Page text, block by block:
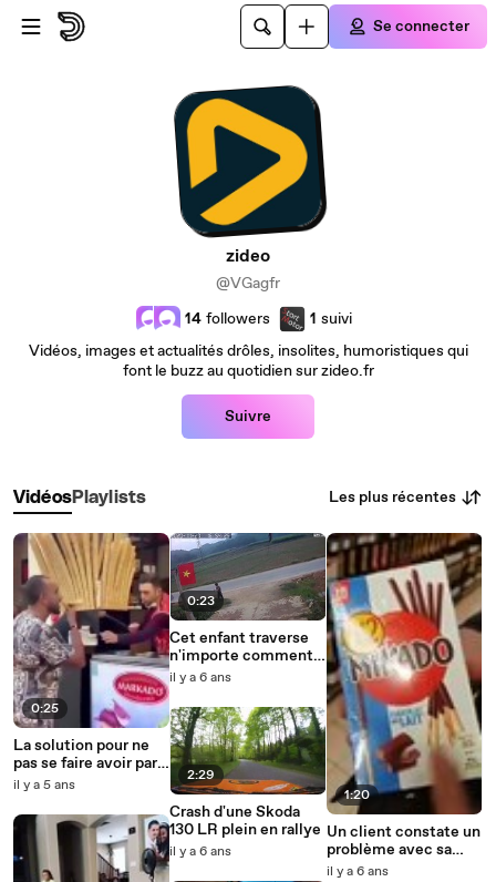
Passer au contenu principal
Se connecter
zideo
@VGagfr
14 followers 1 suivi
Vidéos, images et actualités drôles, insolites, humoristiques qui
font le buzz au quotidien sur zideo.fr
Suivre
VidéosPlaylists Les plus récentes
0:25
La solution pour ne
pas se faire avoir par
un vendeur de glace !
il y a 5 ans
0:23
Cet enfant traverse
n'importe comment
et frôle le drame
il y a 6 ans
2:29
Crash d'une Skoda
130 LR plein en rallye
il y a 6 ans
1:20
Un client constate un
problème avec sa
boîte de Mikado
il y a 6 ans